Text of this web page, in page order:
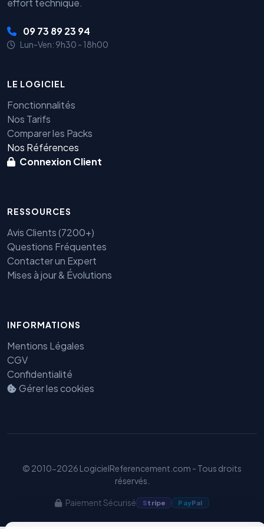
effort technique.
09 73 89 23 94
Lun-Ven: 9h30 - 18h00
LE LOGICIEL
Fonctionnalités
Nos Tarifs
Comparer les Packs
Nos Références
Connexion Client
RESSOURCES
Avis Clients (7200+)
Questions Fréquentes
Contacter un Expert
Mises à jour & Évolutions
INFORMATIONS
Mentions Légales
CGV
Confidentialité
Gérer les cookies
© 2010-2026 LogicielReferencement.com - Tous droits
réservés.
Paiement Sécurisé Stripe PayPal